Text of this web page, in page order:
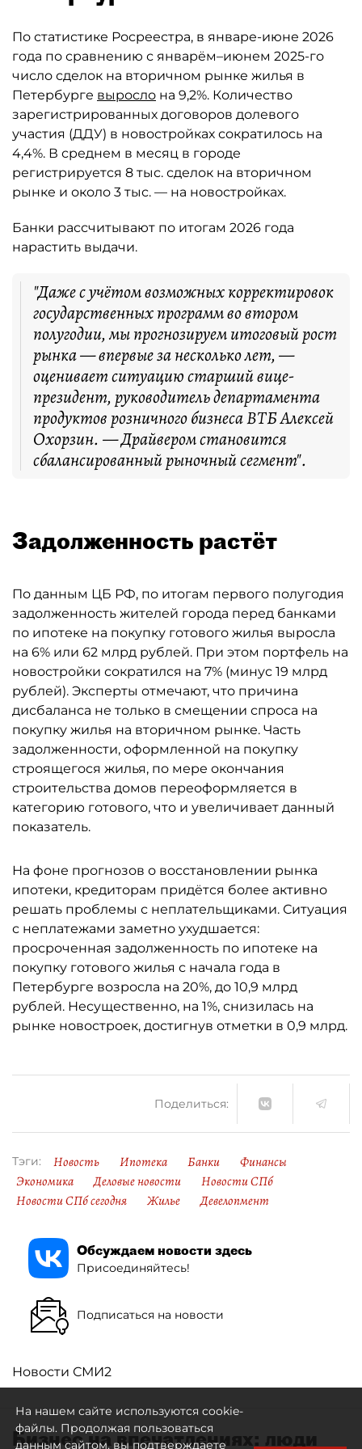
По статистике Росреестра, в январе-июне 2026
года по сравнению с январём–июнем 2025-го
число сделок на вторичном рынке жилья в
Петербурге выросло на 9,2%. Количество
зарегистрированных договоров долевого
участия (ДДУ) в новостройках сократилось на
4,4%. В среднем в месяц в городе
регистрируется 8 тыс. сделок на вторичном
рынке и около 3 тыс. — на новостройках.
Банки рассчитывают по итогам 2026 года
нарастить выдачи.
"Даже с учётом возможных корректировок
государственных программ во втором
полугодии, мы прогнозируем итоговый рост
рынка — впервые за несколько лет, —
оценивает ситуацию старший вице-
президент, руководитель департамента
продуктов розничного бизнеса ВТБ Алексей
Охорзин. — Драйвером становится
сбалансированный рыночный сегмент".
Задолженность растёт
По данным ЦБ РФ, по итогам первого полугодия
задолженность жителей города перед банками
по ипотеке на покупку готового жилья выросла
на 6% или 62 млрд рублей. При этом портфель на
новостройки сократился на 7% (минус 19 млрд
рублей). Эксперты отмечают, что причина
дисбаланса не только в смещении спроса на
покупку жилья на вторичном рынке. Часть
задолженности, оформленной на покупку
строящегося жилья, по мере окончания
строительства домов переоформляется в
категорию готового, что и увеличивает данный
показатель.
На фоне прогнозов о восстановлении рынка
ипотеки, кредиторам придётся более активно
решать проблемы с неплательщиками. Ситуация
с неплатежами заметно ухудшается:
просроченная задолженность по ипотеке на
покупку готового жилья с начала года в
Петербурге возросла на 20%, до 10,9 млрд
рублей. Несущественно, на 1%, снизилась на
рынке новостроек, достигнув отметки в 0,9 млрд.
Поделиться:
Тэги: Новость Ипотека Банки
Финансы
Экономика
Деловые новости
Новости СПб
Новости СПб сегодня
Жилье Девелопмент
Обсуждаем новости здесь
Присоединяйтесь!
Подписаться на новости
Новости СМИ2
Бизнес на впечатлениях: люди
На нашем сайте используются cookie-
файлы. Продолжая пользоваться
данным сайтом, вы подтверждаете